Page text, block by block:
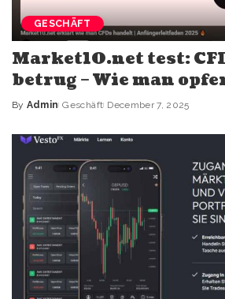
GESCHÄFT
Market10.net test:
betrug – Wie man
By Admin Geschäft December 7, 2025